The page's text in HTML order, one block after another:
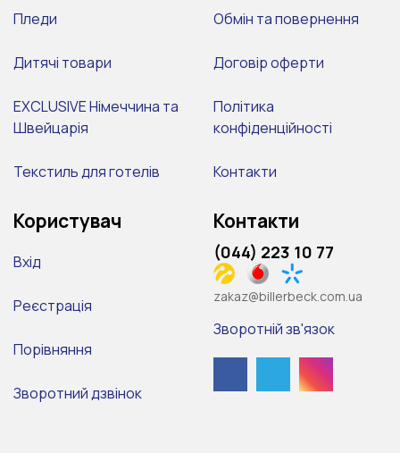
Пледи
Дитячі товари
EXCLUSIVE Німеччина та
Швейцарія
Текстиль для готелів
Обмін та повернення
Договір оферти
Політика
конфіденційності
Контакти
Користувач
Вхід
Реєстрація
Порівняння
Зворотний дзвінок
Контакти
(044) 223 10 77
zakaz@billerbeck.com.ua
Зворотній зв'язок